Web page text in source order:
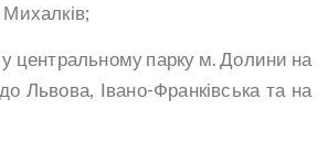
центральному парку м. Долини на
Львова, Івано-Франківська та на